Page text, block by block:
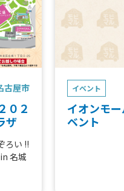
古屋市
０２
ザ
ろい !!
名城
イベント
イオンモ
ベント